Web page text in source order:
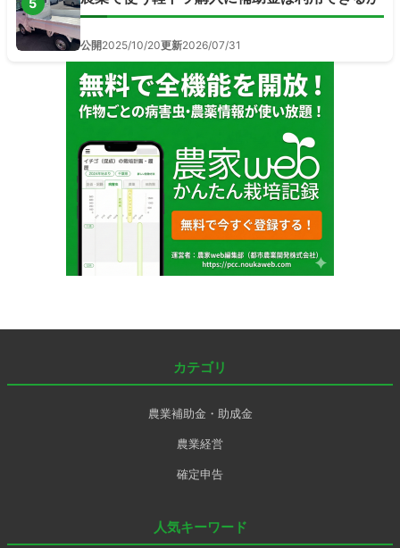
公開2025/10/20更新2026/07/31
カテゴリ
農業補助金・助成金
農業経営
確定申告
人気キーワード